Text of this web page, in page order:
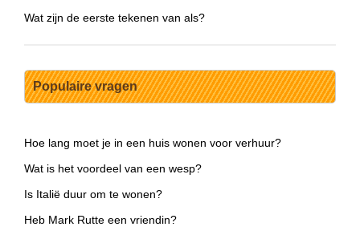
Wat zijn de eerste tekenen van als?
Populaire vragen
Hoe lang moet je in een huis wonen voor verhuur?
Wat is het voordeel van een wesp?
Is Italië duur om te wonen?
Heb Mark Rutte een vriendin?